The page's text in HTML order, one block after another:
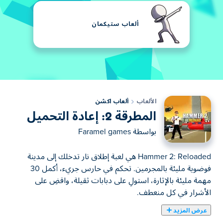
ألعاب ستيكمان
الألعاب ألعاب اكشن
المطرقة 2: إعادة التحميل
بواسطة Faramel games
Hammer 2: Reloaded هي لعبة إطلاق نار تدخلك إلى مدينة
فوضوية مليئة بالمجرمين. تحكم في حارس جريء، أكمل 30
مهمة مليئة بالإثارة، استولِ على دبابات ثقيلة، واقضِ على
الأشرار في كل منعطف.
عرض المزيد